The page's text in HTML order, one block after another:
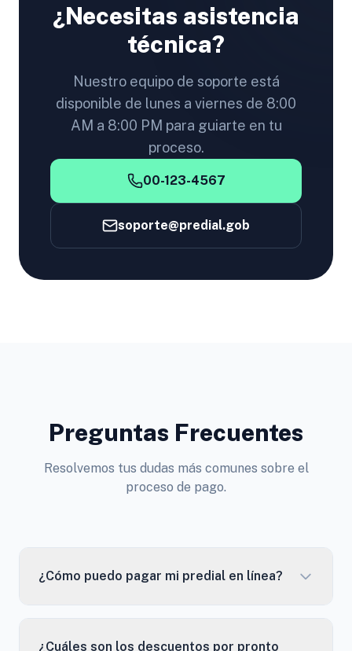
¿Necesitas asistencia
técnica?
Nuestro equipo de soporte está
disponible de lunes a viernes de 8:00
AM a 8:00 PM para guiarte en tu
proceso.
00-123-4567
soporte@predial.gob
Preguntas Frecuentes
Resolvemos tus dudas más comunes sobre el
proceso de pago.
¿Cómo puedo pagar mi predial en línea?
¿Cuáles son los descuentos por pronto